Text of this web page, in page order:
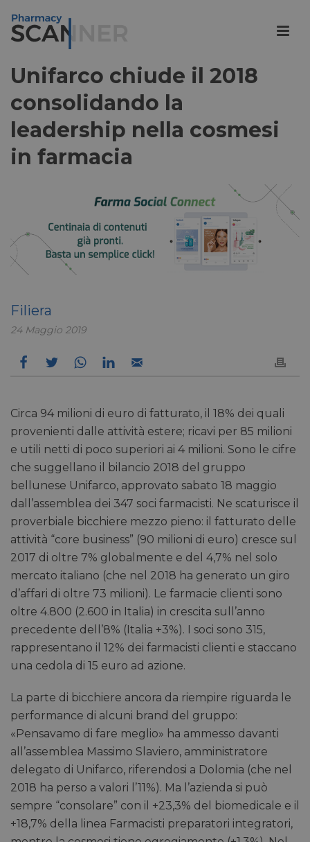
Unifarco chiude il 2018
consolidando la
leadership nella cosmesi
in farmacia
Filiera
24 Maggio 2019
Circa 94 milioni di euro di fatturato, il 18% dei quali
provenienti dalle attività estere; ricavi per 85 milioni
e utili netti di poco superiori ai 4 milioni. Sono le cifre
che suggellano il bilancio 2018 del gruppo
bellunese Unifarco, approvato sabato 18 maggio
dall’assemblea dei 347 soci farmacisti. Ne scaturisce il
proverbiale bicchiere mezzo pieno: il fatturato delle
attività “core business” (90 milioni di euro) cresce sul
2017 di oltre 7% globalmente e del 4,7% nel solo
mercato italiano (che nel 2018 ha generato un giro
d’affari di oltre 73 milioni). Le farmacie clienti sono
oltre 4.800 (2.600 in Italia) in crescita sull’anno
precedente dell’8% (Italia +3%). I soci sono 315,
rappresentano il 12% dei farmacisti clienti e staccano
una cedola di 15 euro ad azione.
La parte di bicchiere ancora da riempire riguarda le
performance di alcuni brand del gruppo:
«Pensavamo di fare meglio» ha ammesso davanti
all’assemblea Massimo Slaviero, amministratore
delegato di Unifarco, riferendosi a Dolomia (che nel
2018 ha perso a valori l’11%). Ma l’azienda si può
sempre “consolare” con il +23,3% del biomedicale e il
+18,7% della linea Farmacisti preparatori integratori,